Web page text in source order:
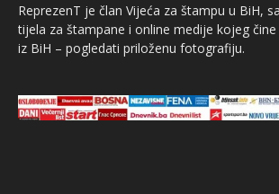
ReprezenT je član Vijeća za štampu u BiH,
tijela za štampane i online medije kojeg
iz BiH – pogledati priloženu fotografiju.